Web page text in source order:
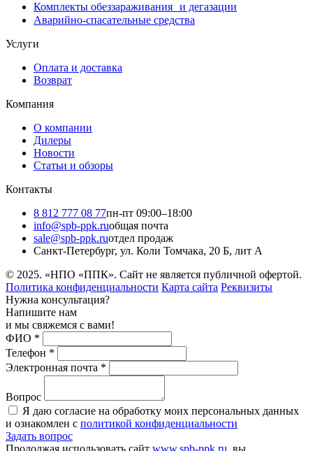
Комплекты обеззараживания и дегазации
Аварийно-спасательные средства
Услуги
Оплата и доставка
Возврат
Компания
О компании
Дилеры
Новости
Статьи и обзоры
Контакты
8 812 777 08 77пн-пт 09:00–18:00
info@spb-ppk.ruобщая почта
sale@spb-ppk.ruотдел продаж
Санкт-Петербург, ул. Коли Томчака, 20 Б, лит А
© 2025. «НПО «ППК». Сайт не является публичной офертой.
Политика конфиденциальности Карта сайта Реквизиты
Нужна консультация?
Напишите нам
и мы свяжемся с вами!
ФИО *
Телефон *
Электронная почта *
Вопрос
Я даю согласие на обработку моих персональных данных
и ознакомлен с политикой конфиденциальности
Задать вопрос